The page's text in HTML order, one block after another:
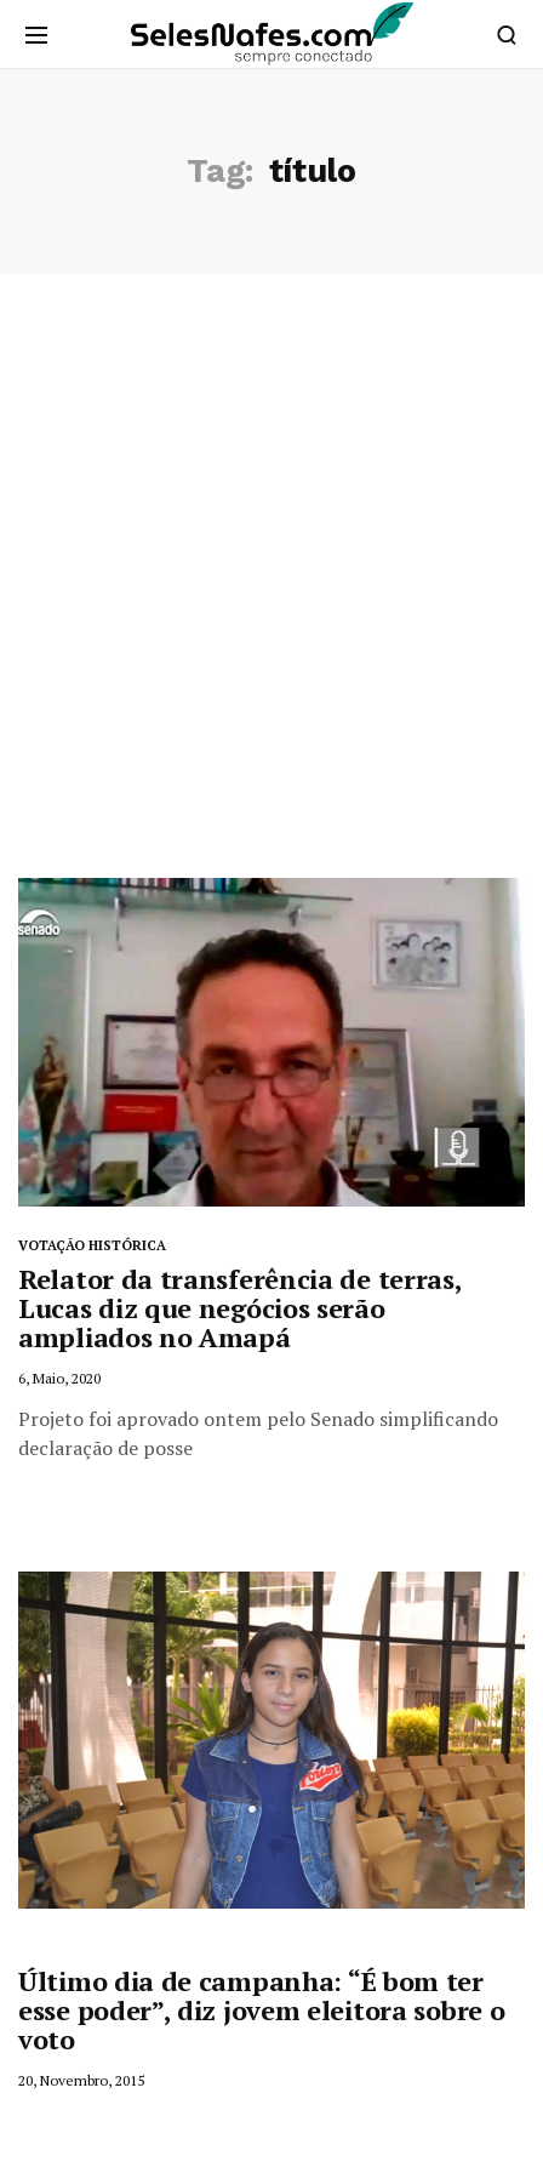
Tag: título
VOTAÇÃO HISTÓRICA
Relator da transferência de terras,
Lucas diz que negócios serão
ampliados no Amapá
6, Maio, 2020
Projeto foi aprovado ontem pelo Senado simplificando
declaração de posse
Último dia de campanha: “É bom ter
esse poder”, diz jovem eleitora sobre o
voto
20, Novembro, 2015